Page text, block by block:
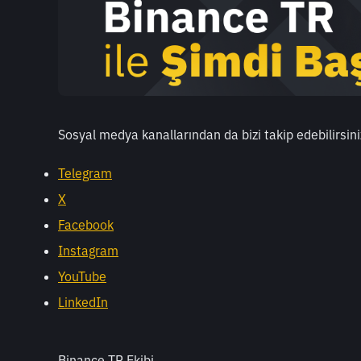
Sosyal medya kanallarından da bizi takip
Telegram
X
Facebook
Instagram
YouTube
LinkedIn